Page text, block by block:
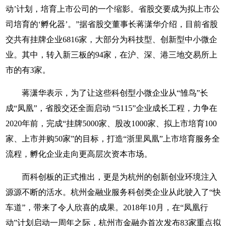
动’计划，培育上市公司的一个缩影。省股交要成为拟上市公
司培育的‘孵化器’。”据省股交董事长蒋潇华介绍，目前省股
交共有挂牌企业6816家，大部分为科技型、创新型中小微企
业。其中，转入新三板的94家，在沪、深、港三地交易所上
市的有3家。
蒋潇华表示，为了让这些科创型小微企业从“雏鸟”长
成“凤凰”，省股交还全面启动 “5115”企业成长工程，力争在
2020年前，完成“挂牌5000家、股改1000家、拟上市培育100
家、上市并购50家”的目标，打造“浙里凤凰”上市培育服务全
流程，孵化企业走向更高层次资本市场。
而科创板的正式推出，更是为杭州的创新创业环境注入
源源不断的活水。杭州金融业服务科创类企业从此驶入了“快
车道”，带来了令人欣喜的成果。2018年10月，在“凤凰行
动”计划启动一周年之际，杭州市金融办首次发布83家重点拟